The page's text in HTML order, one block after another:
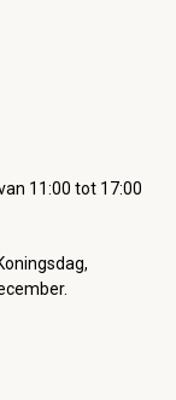
11:00 tot 17:00